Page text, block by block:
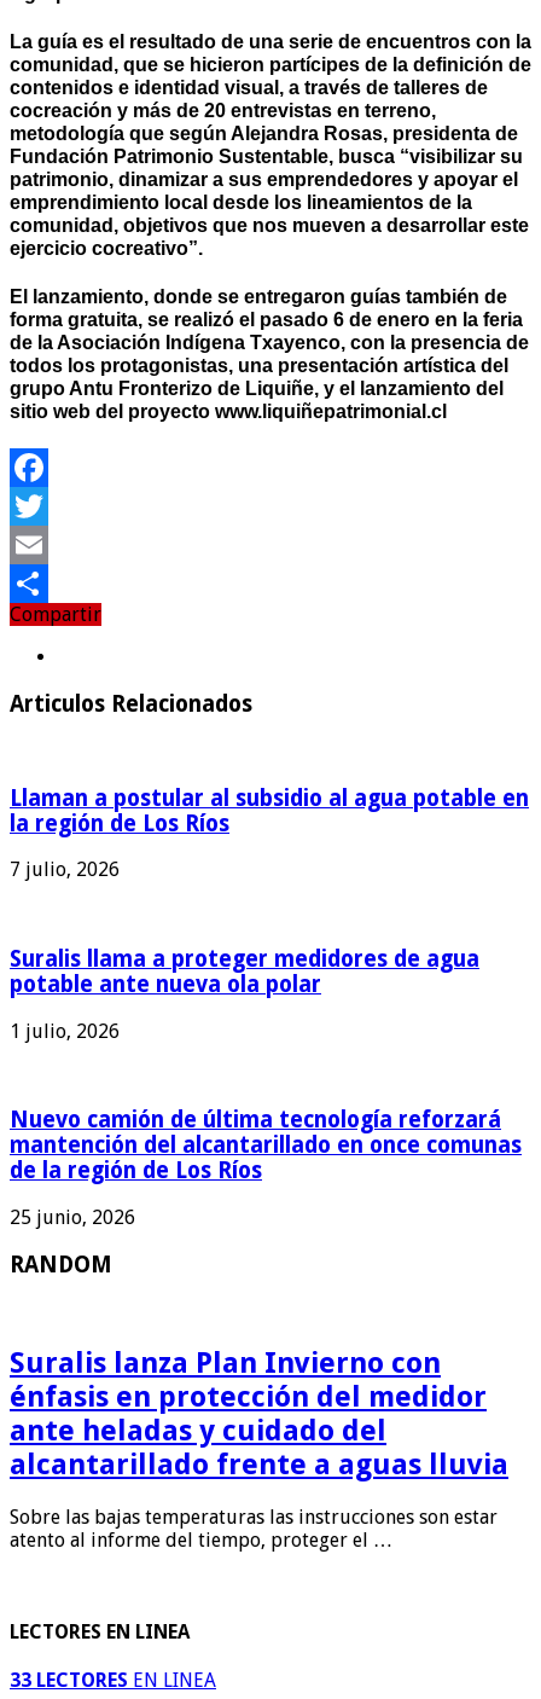
La guía es el resultado de una serie de encuentros con la
comunidad, que se hicieron partícipes de la definición de
contenidos e identidad visual, a través de talleres de
cocreación y más de 20 entrevistas en terreno,
metodología que según Alejandra Rosas, presidenta de
Fundación Patrimonio Sustentable, busca “visibilizar su
patrimonio, dinamizar a sus emprendedores y apoyar el
emprendimiento local desde los lineamientos de la
comunidad, objetivos que nos mueven a desarrollar este
ejercicio cocreativo”.
El lanzamiento, donde se entregaron guías también de
forma gratuita, se realizó el pasado 6 de enero en la feria
de la Asociación Indígena Txayenco, con la presencia de
todos los protagonistas, una presentación artística del
grupo Antu Fronterizo de Liquiñe, y el lanzamiento del
sitio web del proyecto www.liquiñepatrimonial.cl
Facebook
Twitter
Email
Compartir
Compartir
Articulos Relacionados
Llaman a postular al subsidio al agua potable en
la región de Los Ríos
7 julio, 2026
Suralis llama a proteger medidores de agua
potable ante nueva ola polar
1 julio, 2026
Nuevo camión de última tecnología reforzará
mantención del alcantarillado en once comunas
de la región de Los Ríos
25 junio, 2026
RANDOM
Suralis lanza Plan Invierno con
énfasis en protección del medidor
ante heladas y cuidado del
alcantarillado frente a aguas lluvia
Sobre las bajas temperaturas las instrucciones son estar
atento al informe del tiempo, proteger el …
LECTORES EN LINEA
33 LECTORES EN LINEA